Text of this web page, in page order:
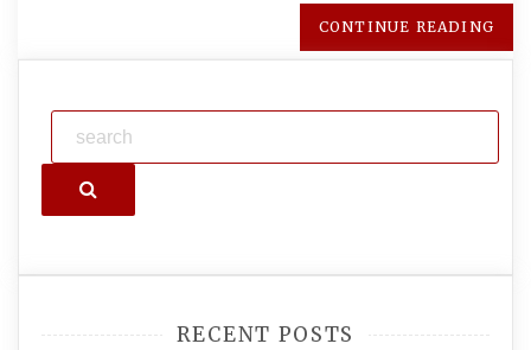
CONTINUE READING
Search
RECENT POSTS